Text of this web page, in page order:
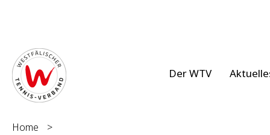
Der WTV
Home
>